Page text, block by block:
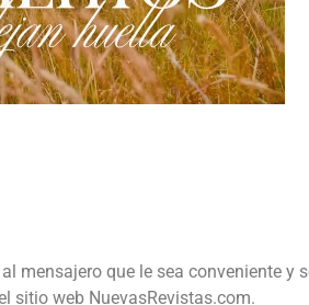
mensajero que le sea conveniente y
sitio web NuevasRevistas.com.